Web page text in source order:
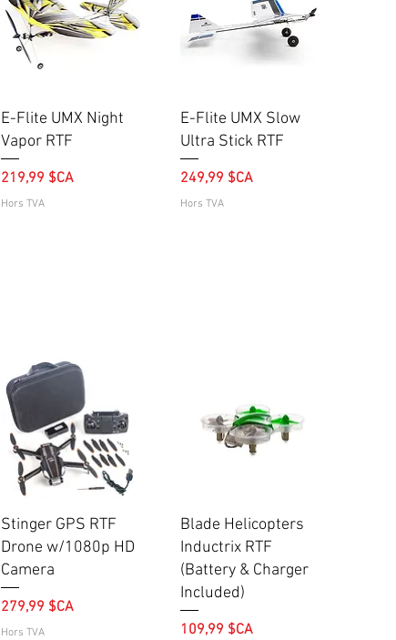
Aperçu rapide
E-Flite UMX Night
Vapor RTF
Prix
219,99 $CA
Hors TVA
Aperçu rapide
E-Flite UMX Slow
Ultra Stick RTF
Prix
249,99 $CA
Hors TVA
Aperçu rapide
Stinger GPS RTF
Drone w/1080p HD
Camera
Prix
279,99 $CA
Hors TVA
Aperçu rapide
Blade Helicopters
Inductrix RTF
(Battery & Charger
Included)
Prix
109,99 $CA